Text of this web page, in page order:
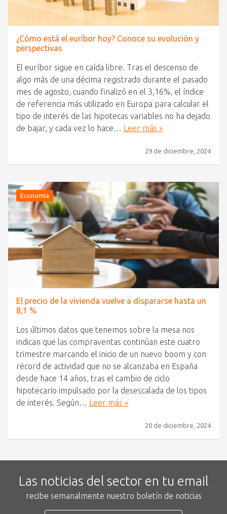
¿Cómo está el euríbor hoy? Conoce su evolución y
perspectivas
El euríbor sigue en caída libre. Tras el descenso de
algo más de una décima registrado durante el pasado
mes de agosto, cuando finalizó en el 3,16%, el índice
de referencia más utilizado en Europa para calcular el
tipo de interés de las hipotecas variables no ha dejado
de bajar, y cada vez lo hace… Leer más »
29 de diciembre, 2024
Economía
El precio de la vivienda vuelve a dispararse hasta un
8,1 %
Los últimos datos que tenemos sobre la mesa nos
indican que las compraventas continúan este cuatro
trimestre marcando el inicio de un nuevo boom y con
récord de actividad que no se alcanzaba en España
desde hace 14 años, tras el cambio de ciclo
hipotecario impulsado por la desescalada de los tipos
de interés. Según… Leer más »
20 de diciembre, 2024
Las noticias del sector en tu email
recibe semanalmente nuestro boletín de noticias